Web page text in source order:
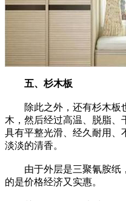
五、杉木板
除此之外，还有杉木板
木，然后经过高温、脱脂、
具有平整光滑、经久耐用、
淡淡的清香。
由于外层是三聚氰胺纸
的是价格经济又实惠。